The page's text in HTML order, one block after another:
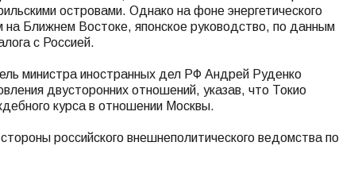
островами. Однако на фоне энергетического
на Ближнем Востоке, японское руководство, по данным
с Россией.
министра иностранных дел РФ Андрей Руденко
двусторонних отношений, указав, что Токио
курса в отношении Москвы.
российского внешнеполитического ведомства по